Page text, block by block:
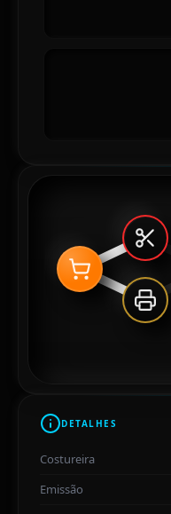
DETALHES
Costureira
Emissão